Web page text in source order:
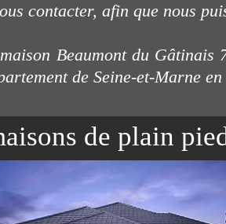
contacter, afin que nous
Beaumont du Gâtinais
de Seine-et-Marne
de plain